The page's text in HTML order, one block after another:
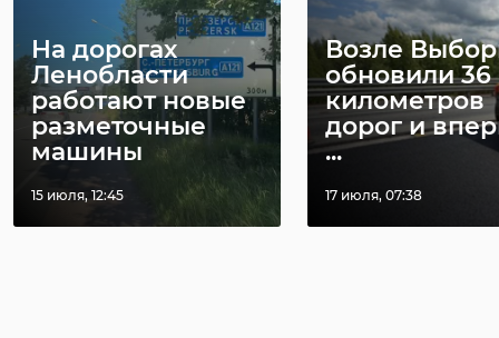
На дорогах
Ленобласти
работают новые
разметочные
машины
15 июля, 12:45
Возле
обновили 36
километров
дорог и
...
17 июля, 07:38